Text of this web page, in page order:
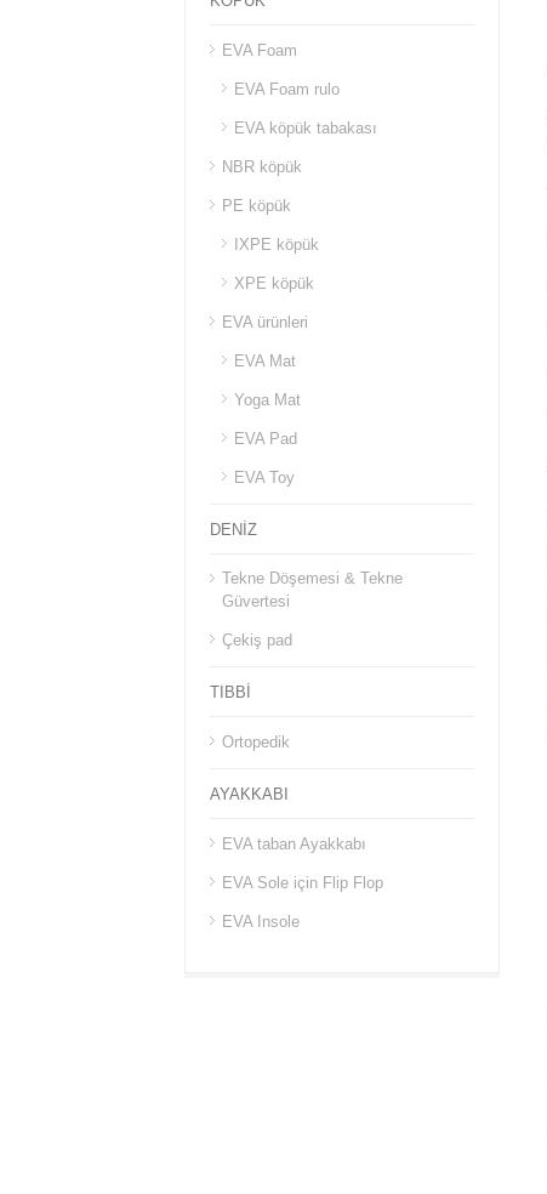
EVA Foam
EVA Foam rulo
EVA köpük tabakası
NBR köpük
PE köpük
IXPE köpük
XPE köpük
EVA ürünleri
EVA Mat
Yoga Mat
EVA Pad
EVA Toy
DENİZ
Tekne Döşemesi & Tekne
Güvertesi
Çekiş pad
TIBBİ
Ortopedik
AYAKKABI
EVA taban Ayakkabı
EVA Sole için Flip Flop
EVA Insole